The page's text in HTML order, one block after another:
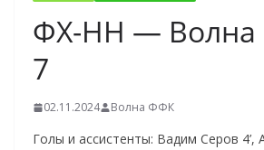
ФХ-НН — Волна
7
02.11.2024 Волна ФФК
Голы и ассистенты: Вадим Серов 4’,